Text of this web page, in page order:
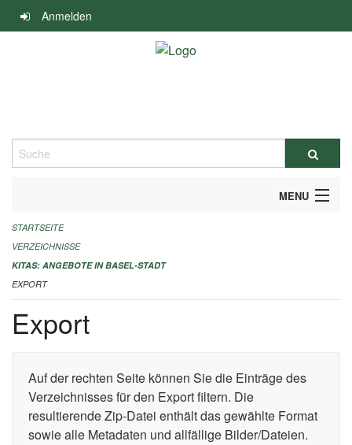
Navigation
überspringen
Anmelden
Suche
MENU
ALLGEMEINE INFORMATIONEN
IMPRESSUM
STARTSEITE
VERZEICHNISSE
KITAS: ANGEBOTE IN BASEL-STADT
EXPORT
Export
Auf der rechten Seite können Sie die Einträge des
Verzeichnisses für den Export filtern. Die
resultierende Zip-Datei enthält das gewählte Format
sowie alle Metadaten und allfällige Bilder/Dateien.